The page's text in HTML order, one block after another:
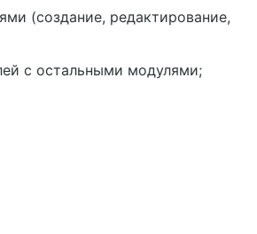
(создание, редактирование,
с остальными модулями;